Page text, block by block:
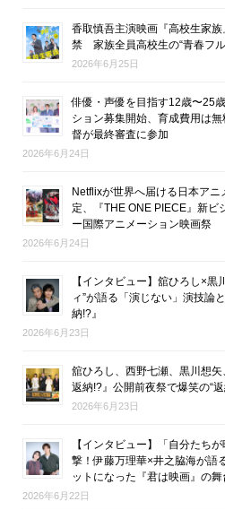
香取慎吾主演映画『高校生家
禁 家族全員高校生の“青春フ
2026年6月25日
俳優・声優を目指す12歳〜25
ション募集開始、育成費用は
督が最終審査に参加
2026年6月24日
Netflixが世界へ届ける日本ア
定、『THE ONE PIECE』新ビ
ー国際アニメーション映画祭
2026年6月24日
【インタビュー】舘ひろし×黒
ィ”が語る「演じない」演技論
納!?』
2026年6月23日
舘ひろし、西野七瀬、黒川想
返納!?』公開前夜祭で爆笑の“
2026年6月23日
【インタビュー】「自分たち
撃！伊藤万理華×井之脇海が語
ットになった『君は映画』の舞
2026年6月22日